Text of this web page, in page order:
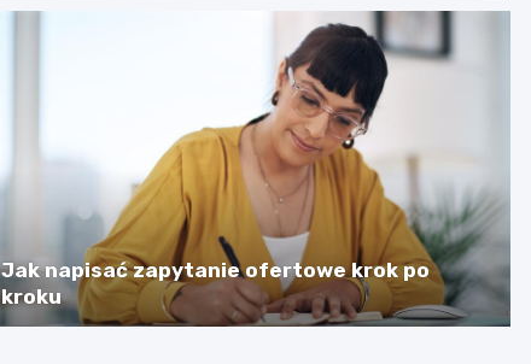
Jak napisać zapytanie ofertowe krok po
kroku